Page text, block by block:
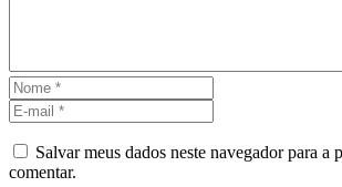
Salvar meus dados neste navegador para a
comentar.